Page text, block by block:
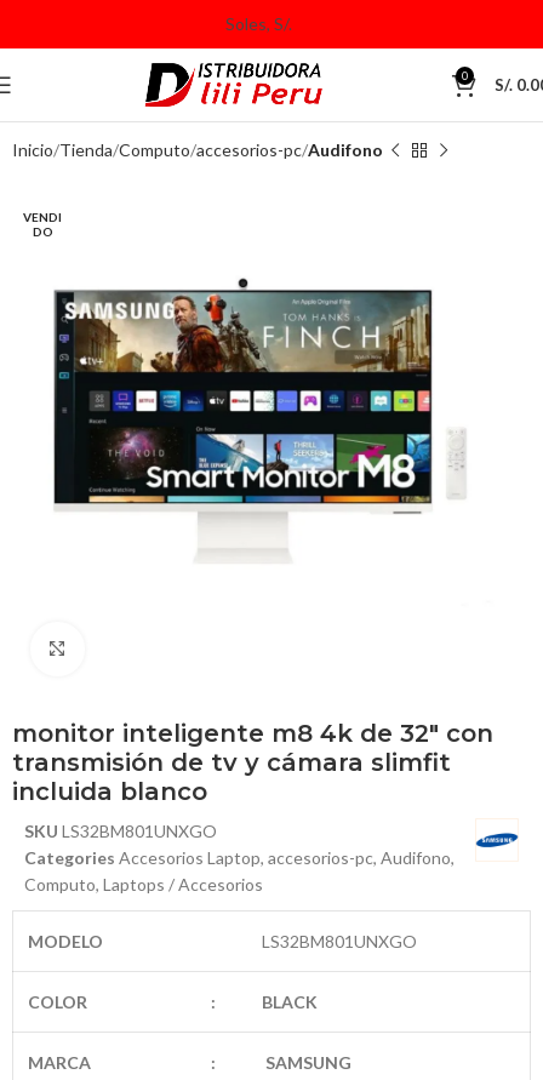
0 S/.
Inicio Tienda Computo accesorios-pc Audifono
VENDI
DO
monitor inteligente m8 4k de 32″ con
transmisión de tv y cámara slimfit
incluida blanco
SKU LS32BM801UNXGO
Categories Accesorios Laptop, accesorios-pc, Audifono,
Computo, Laptops / Accesorios
MODELO LS32BM801UNXGO
COLOR : BLACK
MARCA : SAMSUNG